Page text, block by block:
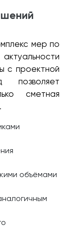
мер по
с проектной
позволяет
сметная
объёмами